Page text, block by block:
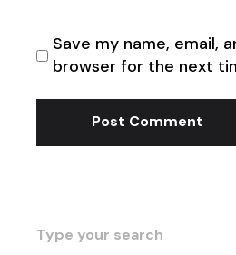
Save my name, email,
browser for the next
Post Comment
Search
for: